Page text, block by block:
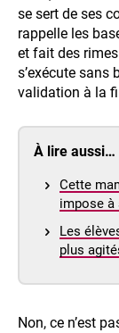
se sert de ses
rappelle les
et fait des
s’exécute sans
validation à la
À lire aussi…
Cette
impose à
Les
plus
Non, ce n’est